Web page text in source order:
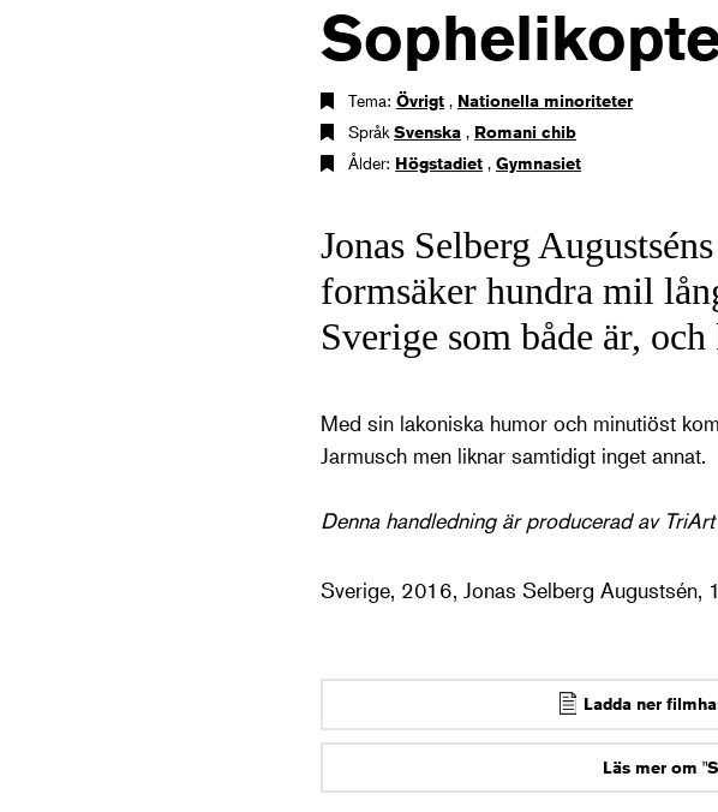
Tema: Övrigt , Nationella minoriteter
Språk Svenska , Romani chib
Ålder: Högstadiet , Gymnasiet
Jonas Selberg
formsäker hundra mil
Sverige som både är, och
Med sin lakoniska humor och minutiöst
Jarmusch men liknar samtidigt inget annat.
Denna handledning är producerad av
Sverige, 2016, Jonas Selberg Augustsén,
Ladda ner
Läs mer om